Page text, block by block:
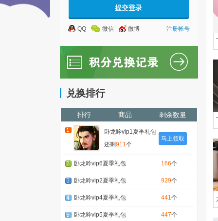
QQ 微信 微博 注册帐号
兑换排行
排行 商品 剩余数量
卧龙吟vip1夏季礼包
还剩911个
马上领取
卧龙吟vip6夏季礼包 166个
卧龙吟vip2夏季礼包 929个
卧龙吟vip4夏季礼包 441个
卧龙吟vip5夏季礼包 447个